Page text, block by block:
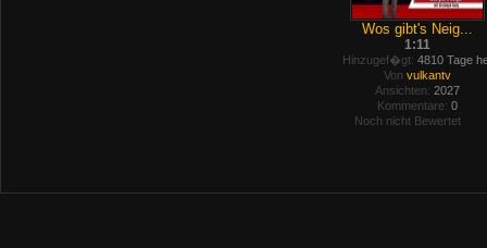
Wos gibt's Neig...
1:11
Hinzugef�gt: 4810 Tage
Von vulkantv
Ansichten: 2027
Kommentare: 0
Noch nicht Bewertet